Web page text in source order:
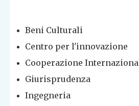
Beni Culturali
Centro per l'innovazione
Cooperazione
Giurisprudenza
Ingegneria